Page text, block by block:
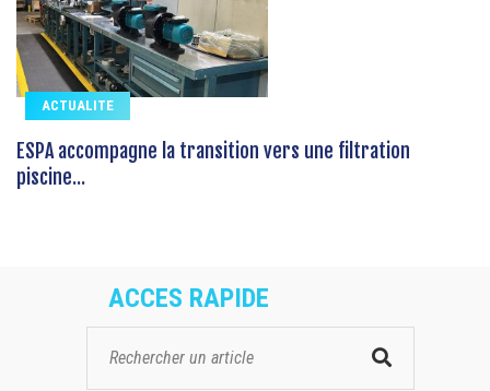
ACTUALITE
ESPA accompagne la transition vers une filtration
piscine...
ACCES RAPIDE